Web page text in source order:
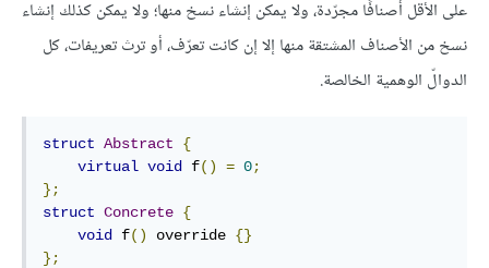
على الأقل أصنافًا مجرّدة، ولا يمكن إنشاء نسخ منها؛ ولا يمكن كذلك إنشاء
نسخ من الأصناف المشتقة منها إلا إن كانت تعرّف، أو ترث تعريفات، كل
الدوالّ الوهمية الخالصة.
struct Abstract
{
virtual void f() = 0;
};
struct Concrete {
void
f() override {}
};